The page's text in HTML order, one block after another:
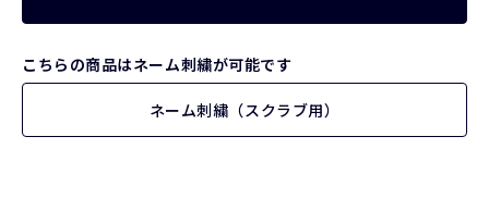
こちらの商品はネーム刺繍が可能です
ネーム刺繍（スクラブ用）